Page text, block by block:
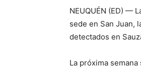
NEUQUÉN (ED) —
sede en San Juan,
detectados en
La próxima